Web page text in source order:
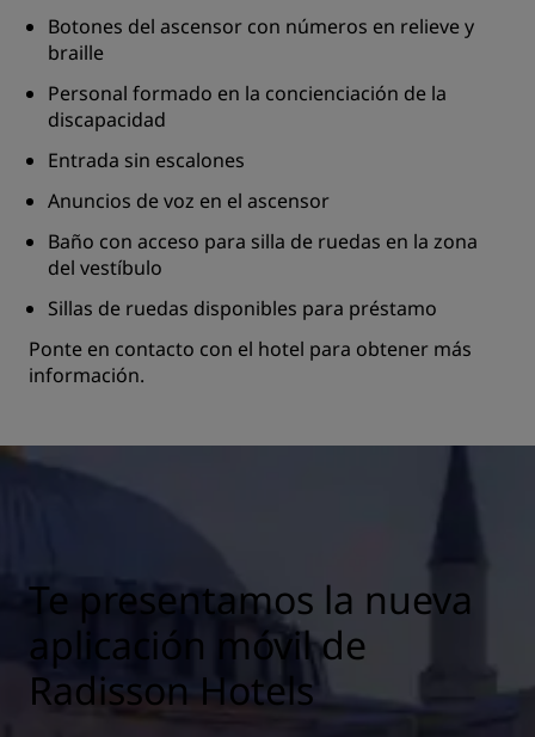
Botones del ascensor con números en relieve y
braille
Personal formado en la concienciación de la
discapacidad
Entrada sin escalones
Anuncios de voz en el ascensor
Baño con acceso para silla de ruedas en la zona
del vestíbulo
Sillas de ruedas disponibles para préstamo
Ponte en contacto con el hotel para obtener más
información.
Te presentamos la nueva
aplicación móvil de
Radisson Hotels